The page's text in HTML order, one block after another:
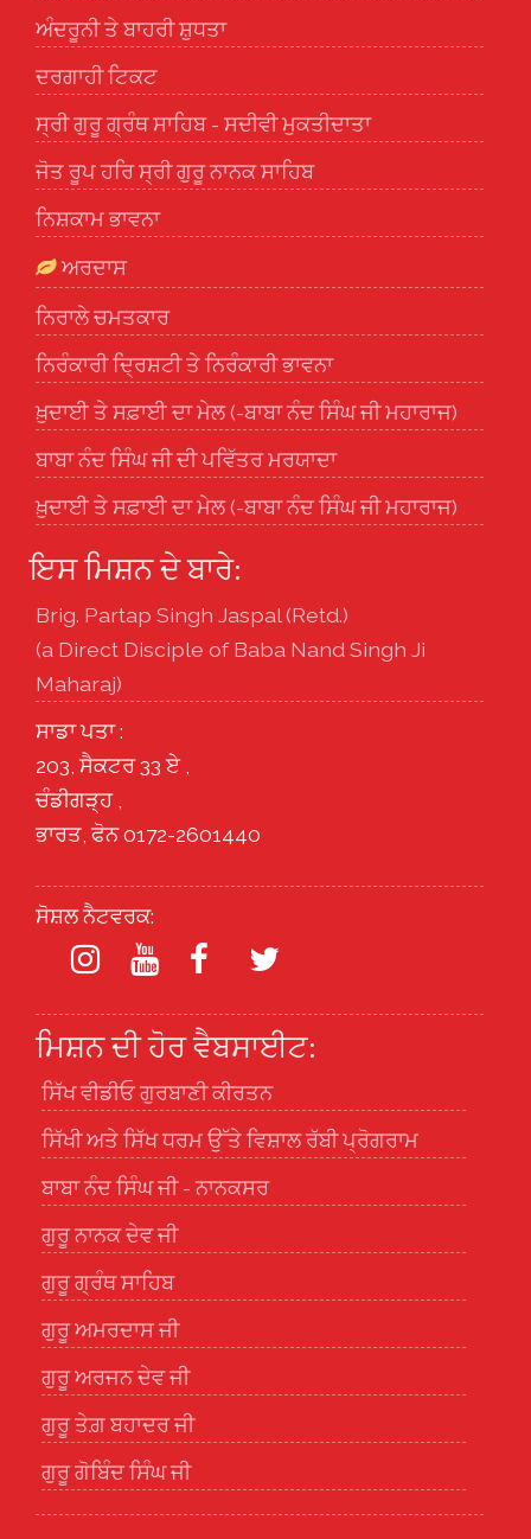
ਅੰਦਰੂਨੀ ਤੇ ਬਾਹਰੀ ਸ਼ੁਧਤਾ
ਦਰਗਾਹੀ ਟਿਕਟ
ਸ੍ਰੀ ਗੁਰੂ ਗ੍ਰੰਥ ਸਾਹਿਬ - ਸਦੀਵੀ ਮੁਕਤੀਦਾਤਾ
ਜੋਤ ਰੂਪ ਹਰਿ ਸ੍ਰੀ ਗੁਰੂ ਨਾਨਕ ਸਾਹਿਬ
ਨਿਸ਼ਕਾਮ ਭਾਵਨਾ
ਅਰਦਾਸ
ਨਿਰਾਲੇ ਚਮਤਕਾਰ
ਨਿਰੰਕਾਰੀ ਦ੍ਰਿਸ਼ਟੀ ਤੇ ਨਿਰੰਕਾਰੀ ਭਾਵਨਾ
ਖ਼ੁਦਾਈ ਤੇ ਸਫ਼ਾਈ ਦਾ ਮੇਲ (-ਬਾਬਾ ਨੰਦ ਸਿੰਘ ਜੀ ਮਹਾਰਾਜ)
ਬਾਬਾ ਨੰਦ ਸਿੰਘ ਜੀ ਦੀ ਪਵਿੱਤਰ ਮਰਯਾਦਾ
ਖ਼ੁਦਾਈ ਤੇ ਸਫ਼ਾਈ ਦਾ ਮੇਲ (-ਬਾਬਾ ਨੰਦ ਸਿੰਘ ਜੀ ਮਹਾਰਾਜ)
ਇਸ ਮਿਸ਼ਨ ਦੇ ਬਾਰੇ:
Brig. Partap Singh Jaspal (Retd.)
(a Direct Disciple of Baba Nand Singh Ji
Maharaj)
ਸਾਡਾ ਪਤਾ :
203, ਸੈਕਟਰ 33 ਏ ,
ਚੰਡੀਗੜ੍ਹ ,
ਭਾਰਤ, ਫੋਨ 0172-2601440
ਸੋਸ਼ਲ ਨੈਟਵਰਕ:
ਮਿਸ਼ਨ ਦੀ ਹੋਰ ਵੈਬਸਾਈਟ:
ਸਿੱਖ ਵੀਡੀਓ ਗੁਰਬਾਣੀ ਕੀਰਤਨ
ਸਿੱਖੀ ਅਤੇ ਸਿੱਖ ਧਰਮ ਉੱਤੇ ਵਿਸ਼ਾਲ ਰੱਬੀ ਪ੍ਰੋਗਰਾਮ
ਬਾਬਾ ਨੰਦ ਸਿੰਘ ਜੀ - ਨਾਨਕਸਰ
ਗੁਰੂ ਨਾਨਕ ਦੇਵ ਜੀ
ਗੁਰੂ ਗ੍ਰੰਥ ਸਾਹਿਬ
ਗੁਰੂ ਅਮਰਦਾਸ ਜੀ
ਗੁਰੂ ਅਰਜਨ ਦੇਵ ਜੀ
ਗੁਰੂ ਤੇਗ਼ ਬਹਾਦਰ ਜੀ
ਗੁਰੂ ਗੋਬਿੰਦ ਸਿੰਘ ਜੀ